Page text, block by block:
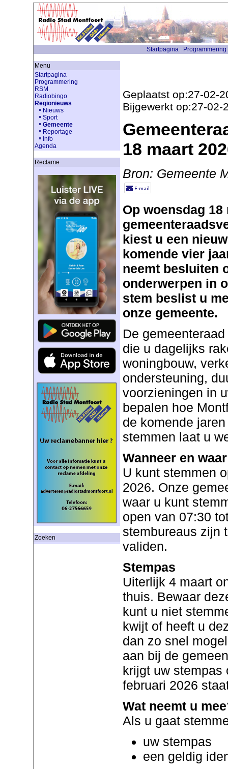
Startpagina Programmering
Menu
Startpagina
Programmering
RSM
Radiobingo
Regionieuws
Nieuws
Sport
Gemeente
Reportage
Info
Agenda
Reclame
Zoeken
Geplaatst op:27-02-
Bijgewerkt op:27-02-
18 maart
Bron: Gemeente
Op woensdag
kiest u een
komende vier
neemt besluiten
onderwerpen in
stem beslist u
onze gemeente.
De
die u dagelijks
woningbouw,
ondersteuning,
voorzieningen in
bepalen hoe
de komende
stemmen laat u
Wanneer en
U kunt stemmen
2026. Onze
waar u kunt
open van 07:30
stembureaus zijn
validen.
Stempas
Uiterlijk 4 maart
thuis. Bewaar
kunt u niet
kwijt of heeft u
dan zo snel
aan bij de
krijgt uw stempas
februari 2026
Wat neemt u
Als u gaat
uw stempas
een geldig